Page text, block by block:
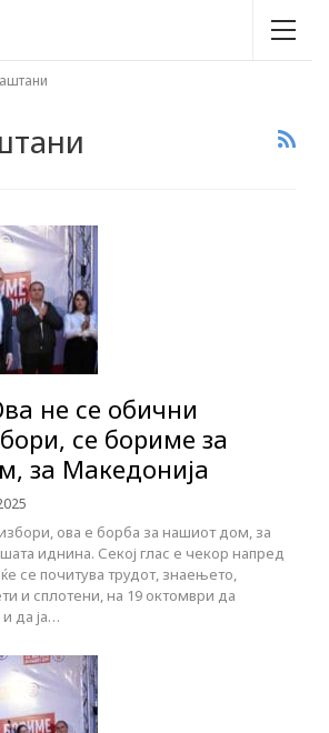
не се обични
се бориме за
за Македонија
ова е борба за нашиот дом, за
иднина. Секој глас е чекор напред
се почитува трудот, знаењето,
и сплотени, на 19 октомври да
да ја…